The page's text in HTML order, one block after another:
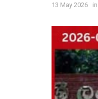
13 May 2026 in